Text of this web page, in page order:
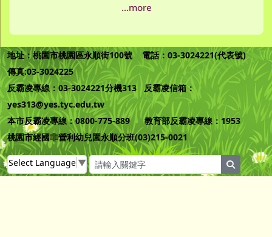
...more
地址：桃園市桃園區永順街100號 電話：03-3024221(代表號)
傳真:03-3024225
反霸凌專線：03-3024221分機313 反霸凌信箱：
yes313@yes.tyc.edu.tw
本市反霸凌專線：0800-775-889 教育部反霸凌專線：1953
桃園市經國非營利幼兒園永順分班(03)215-0021
Select Language ▼ search